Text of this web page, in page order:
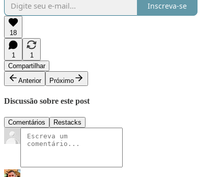
Inscreva-se
18
1
1
Compartilhar
Anterior
Próximo
Discussão sobre este post
Comentários Restacks